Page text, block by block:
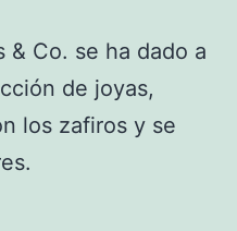
& Co. se ha dado a
de joyas,
los zafiros y se